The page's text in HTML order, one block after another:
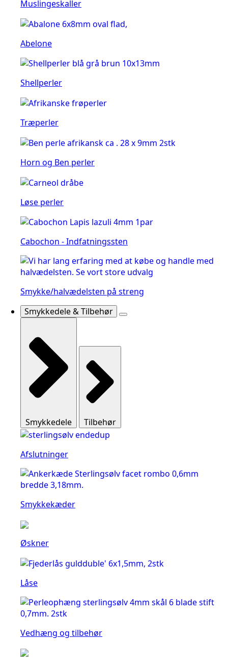
Muslingeskaller
Abelone
Shellperler
Træperler
Horn og Ben perler
Løse perler
Cabochon - Indfatningssten
Smykke/halvædelsten på streng
Smykkedele & Tilbehør
Smykkedele Tilbehør
Afslutninger
Smykkekæder
Øskner
Låse
Vedhæng og tilbehør